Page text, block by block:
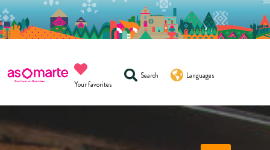
Your favorites
Search Languages